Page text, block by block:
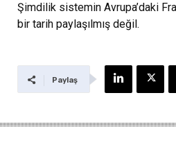
Şimdilik sistemin Avrupa’daki
bir tarih paylaşılmış değil.
Paylaş